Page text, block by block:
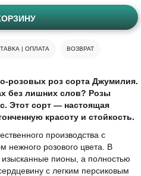
| ОПЛАТА ВОЗВРАТ
розовых роз сорта Джумилия.
без лишних слов? Розы
Этот сорт — настоящая
красоту и стойкость.
производства с
нежного розового цвета. В
пионы, а полностью
с легким персиковым